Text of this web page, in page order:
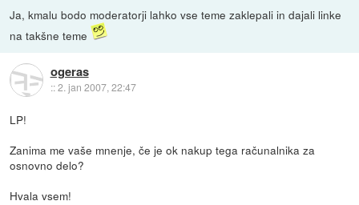
Ja, kmalu bodo moderatorji lahko vse teme zaklepali in dajali linke
na takšne teme
ogeras
::2. jan 2007, 22:47
LP!
Zanima me vaše mnenje, če je ok nakup tega računalnika za
osnovno delo?
Hvala vsem!